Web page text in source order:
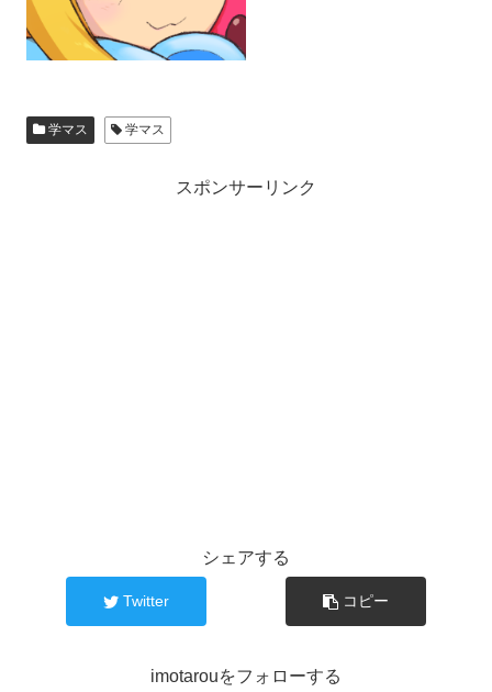
学マス 学マス
スポンサーリンク
シェアする
Twitter コピー
imotarouをフォローする